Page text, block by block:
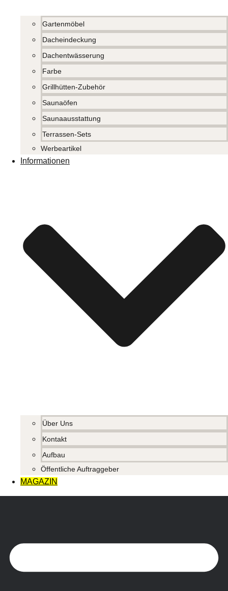
Gartenmöbel
Dacheindeckung
Dachentwässerung
Farbe
Grillhütten-Zubehör
Saunaöfen
Saunaausstattung
Terrassen-Sets
Werbeartikel
Informationen
Über Uns
Kontakt
Aufbau
Öffentliche Auftraggeber
MAGAZIN